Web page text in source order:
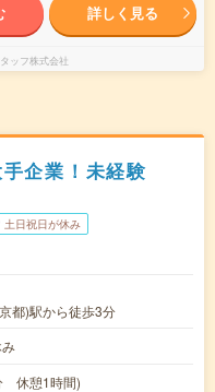
詳しく見る
ッフ株式会社
企業！未経験
土日祝日が休み
都)駅から徒歩3分
休憩1時間)